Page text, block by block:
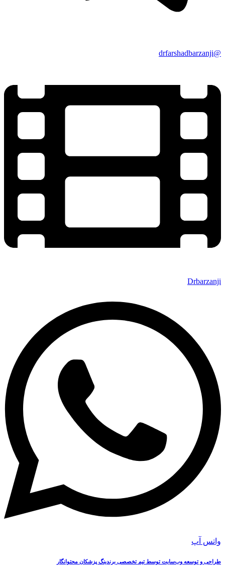
@drfarshadbarzanji
Drbarzanji
واتس آپ
طراحی و توسعه وب‌سایت توسط تیم تخصصی برندینگ پزشکان محتوانگار